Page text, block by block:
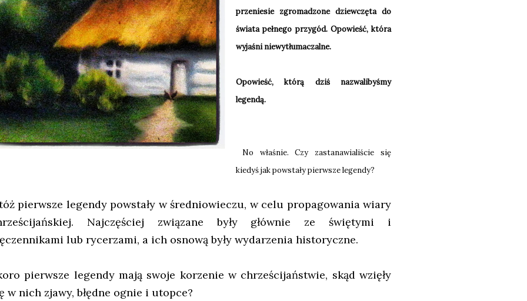
przeniesie zgromadzone dziewczęta do
świata pełnego przygód. Opowieść, która
wyjaśni niewytłumaczalne.
Opowieść, którą dziś nazwalibyśmy
legendą.
No właśnie. Czy zastanawialiście się
kiedyś jak powstały pierwsze legendy?
pierwsze legendy powstały w średniowieczu, w celu propagowania wiary
Najczęściej związane były głównie ze świętymi i
lub rycerzami, a ich osnową były wydarzenia historyczne.
pierwsze legendy mają swoje korzenie w chrześcijaństwie, skąd wzięły
w nich zjawy, błędne ognie i utopce?